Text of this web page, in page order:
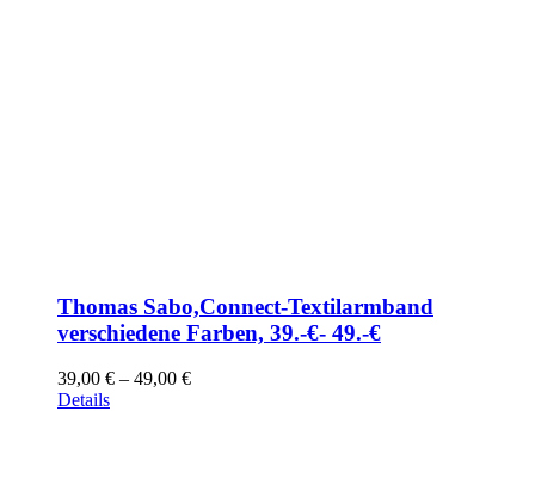
Thomas Sabo,Connect-Textilarmband
verschiedene Farben, 39.-€- 49.-€
39,00 € – 49,00 €
Details